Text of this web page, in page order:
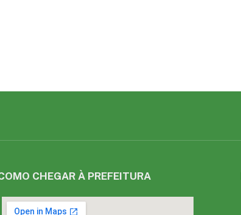
CHEGAR À PREFEITURA